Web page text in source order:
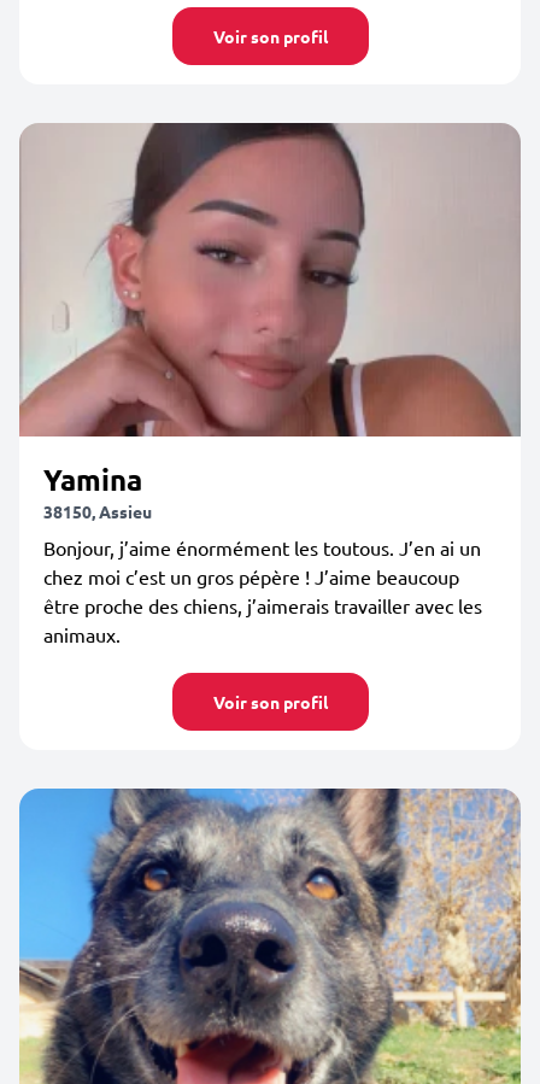
Voir son profil
Yamina
38150, Assieu
Bonjour, j’aime énormément les toutous. J’en ai un
chez moi c’est un gros pépère ! J’aime beaucoup
être proche des chiens, j’aimerais travailler avec les
animaux.
Voir son profil